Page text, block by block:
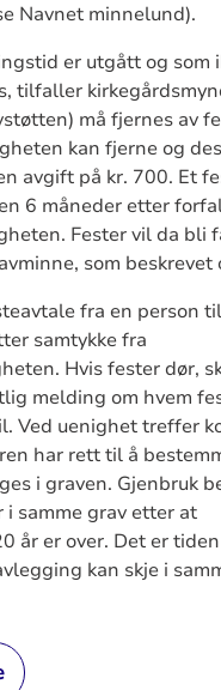
Navnet minnelund).
er utgått og som
tilfaller
må fjernes av
kan fjerne og
avgift på kr. 700. Et
6 måneder etter
Fester vil da bli
som beskrevet
fra en person
samtykke fra
Hvis fester dør,
melding om hvem
Ved uenighet treffer
har rett til å
i graven. Gjenbruk
samme grav etter at
år er over. Det er
kan skje i